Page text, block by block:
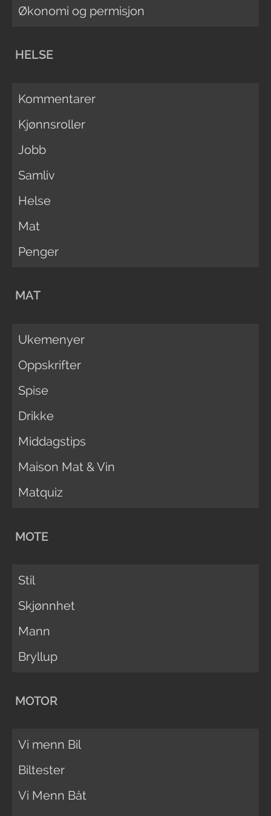
Økonomi og permisjon
HELSE
Kommentarer
Kjønnsroller
Jobb
Samliv
Helse
Mat
Penger
MAT
Ukemenyer
Oppskrifter
Spise
Drikke
Middagstips
Maison Mat & Vin
Matquiz
MOTE
Stil
Skjønnhet
Mann
Bryllup
MOTOR
Vi menn Bil
Biltester
Vi Menn Båt